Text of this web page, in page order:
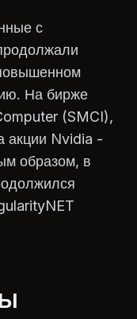
с
На бирже
(SMCI),
акции Nvidia -
образом, в